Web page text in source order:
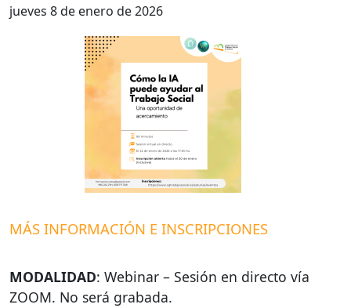
jueves 8 de enero de 2026
MÁS INFORMACIÓN E INSCRIPCIONES
MODALIDAD: Webinar – Sesión en directo vía
ZOOM. No será grabada.